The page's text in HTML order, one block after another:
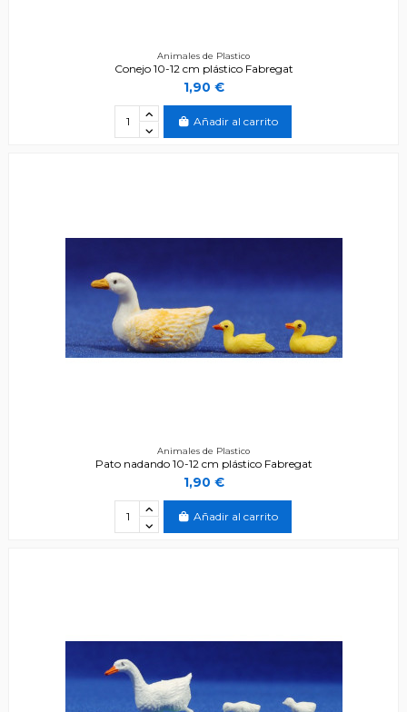
Animales de Plastico
Conejo 10-12 cm plástico Fabregat
1,90 €
Añadir al carrito
Animales de Plastico
Pato nadando 10-12 cm plástico Fabregat
1,90 €
Añadir al carrito